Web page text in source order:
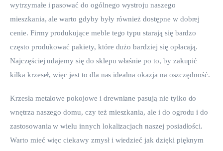
wytrzymałe i pasować do ogólnego wystroju naszego
mieszkania, ale warto gdyby były również dostępne w dobrej
cenie. Firmy produkujące meble tego typu starają się bardzo
często produkować pakiety, które dużo bardziej się opłacają.
Najczęściej udajemy się do sklepu właśnie po to, by zakupić
kilka krzeseł, więc jest to dla nas idealna okazja na oszczędność.
Krzesła metalowe pokojowe i drewniane pasują nie tylko do
wnętrza naszego domu, czy też mieszkania, ale i do ogrodu i do
zastosowania w wielu innych lokalizacjach naszej posiadłości.
Warto mieć więc ciekawy zmysł i wiedzieć jak dzięki pięknym